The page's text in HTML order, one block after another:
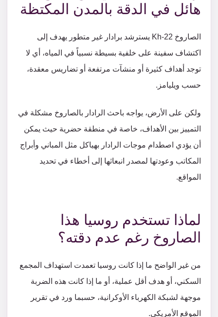
هائل في الدقة بالمدن المكتظة
الصاروخ Kh-22 يسترشد برادار غير متطور يهدف إلى
اكتشاف سفينة على خلفية بسيطة نسبياً في المياه، أي لا
توجد أهداف كثيرة أو منشآت مرتفعة أو تضاريس معقدة،
حسب ويليامز.
ولكن على الأرض، يواجه باحث الرادار بالصاروخ مشكلة في
التمييز بين الأهداف، خاصة في منطقة حضرية حيث يمكن
أن يؤدي اصطدام موجات الرادار بهياكل مثل المباني وأبراج
المكاتب وعودتها لمصدر انبعاثها إلى أخطاء في تحديد
المواقع.
لماذا تستخدم روسيا هذا
الصاروخ رغم عدم دقته؟
من غير الواضح ما إذا كانت روسيا تعمدت استهداف المجمع
السكني، أو هدف أقل عملية، أو ما إذا كانت هذه الضربة
موجهة لشبكة الكهرباء الأوكرانية، حسبما ورد في تقرير
الموقع الأمريكي.